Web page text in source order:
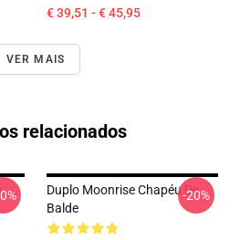
€ 39,51 - € 45,95
VER MAIS
relacionados
Duplo Moonrise Chapéu De
Balde
-20%